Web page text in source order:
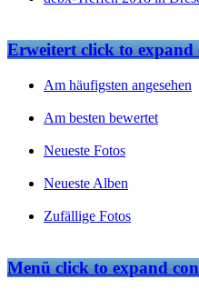
Erweitertclick to expand
Am häufigsten angesehen
Am besten bewertet
Neueste Fotos
Neueste Alben
Zufällige Fotos
Menüclick to expand